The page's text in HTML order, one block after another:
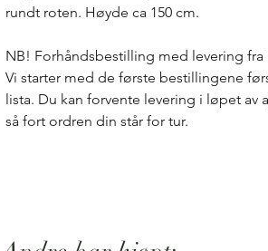
rundt roten. Høyde ca 150 cm.
NB! Forhåndsbestilling med levering fra
Vi starter med de første bestillingene
lista. Du kan forvente levering i løpet av
så fort ordren din står for tur.